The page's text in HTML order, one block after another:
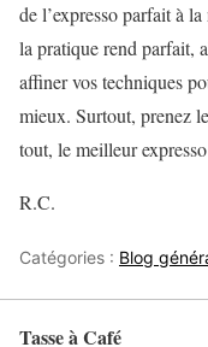
de l’expresso parfait à
la pratique rend parfait,
affiner vos techniques
mieux. Surtout, prenez
tout, le meilleur
R.C.
Catégories : Blog
Tasse à Café